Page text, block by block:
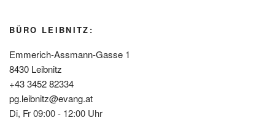
BÜRO LEIBNITZ:
Emmerich-Assmann-Gasse 1
8430 Leibnitz
+43 3452 82334
pg.leibnitz@evang.at
Di, Fr 09:00 - 12:00 Uhr